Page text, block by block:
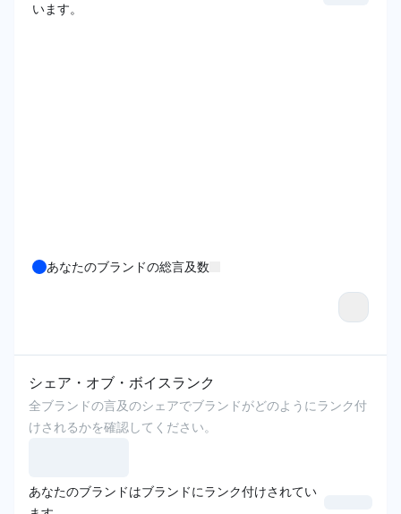
います。
あなたのブランドの総言及数
シェア・オブ・ボイスランク
全ブランドの言及のシェアでブランドがどのようにランク付
けされるかを確認してください。
あなたのブランドはブランドにランク付けされてい